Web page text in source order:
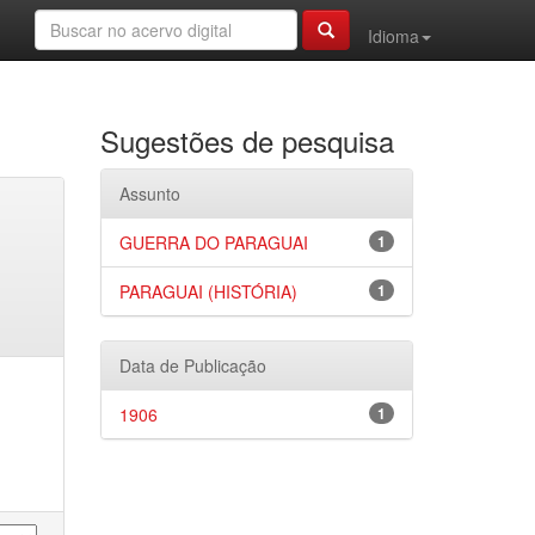
Idioma
Sugestões de pesquisa
Assunto
1
GUERRA DO PARAGUAI
1
PARAGUAI (HISTÓRIA)
Data de Publicação
1
1906